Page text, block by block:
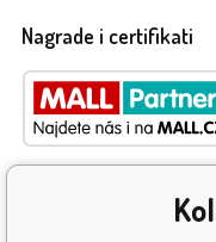
Nagrade i certifikati